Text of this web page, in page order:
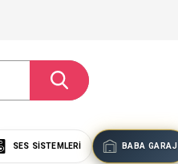
SES SISTEMLERI BABA GARAJ